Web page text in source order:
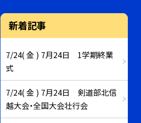
新着記事
7/24( 金 ) 7月24日 1学期終業
式
7/24( 金 ) 7月24日 剣道部北信
越大会・全国大会壮行会